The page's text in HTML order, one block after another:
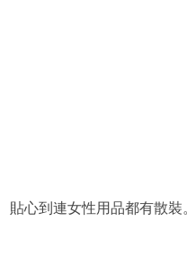
貼心到連女性用品都有散裝